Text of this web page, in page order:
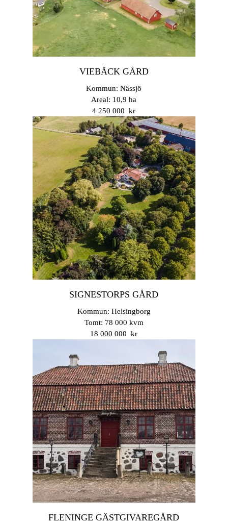
VIEBÄCK GÅRD
Kommun: Nässjö
Areal: 10,9 ha
4 250 000 kr
SIGNESTORPS GÅRD
Kommun: Helsingborg
Tomt: 78 000 kvm
18 000 000 kr
FLENINGE GÄSTGIVAREGÅRD